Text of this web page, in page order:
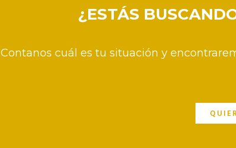
¿ESTÁS
Contanos cuál es tu situación y